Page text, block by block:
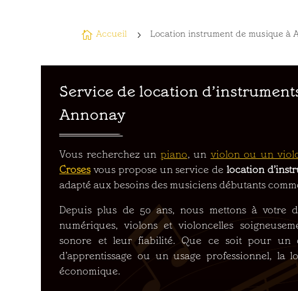
 Accueil 5 Location instrument de musique à
Service de location
Annonay
Vous recherchez un piano, un violon ou un
Crosesvous propose un service delocation
adapté aux besoins des musiciens débutants
Depuis plus de 50 ans, nous mettons à votre
numériques, violons et violoncelles
sonore et leur fiabilité. Que ce soit pour un
d’apprentissage ou un usage professionnel, la
économique.